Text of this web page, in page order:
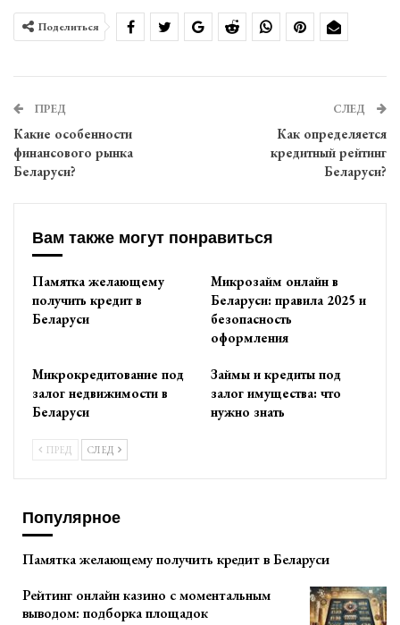
Поделиться
ПРЕД
Какие особенности
финансового рынка
Беларуси?
СЛЕД
Как определяется
кредитный рейтинг
Беларуси?
Вам также могут понравиться
Памятка желающему
получить кредит в
Беларуси
Микрозайм онлайн в
Беларуси: правила 2025 и
безопасность
оформления
Микрокредитование под
залог недвижимости в
Беларуси
Займы и кредиты под
залог имущества: что
нужно знать
ПРЕД СЛЕД
Популярное
Памятка желающему получить кредит в Беларуси
Рейтинг онлайн казино с моментальным
выводом: подборка площадок